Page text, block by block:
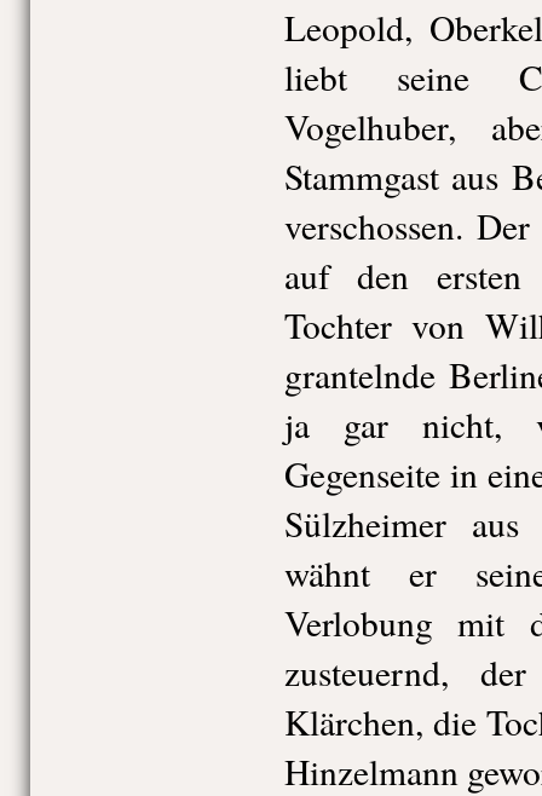
Leopold,
liebt seine
Vogelhuber,
Stammgast aus
verschossen.
auf den
Tochter von
grantelnde
ja gar nicht,
Gegenseite in
Sülzheimer aus
wähnt er
Verlobung mit
zusteuernd,
Klärchen, die
Hinzelmann